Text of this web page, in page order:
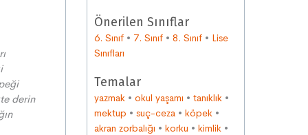
derin
Önerilen Sınıflar
6. Sınıf • 7. Sınıf • 8. Sınıf • Lise
Sınıfları
Temalar
yazmak • okul yaşamı • tanıklık •
mektup • suç-ceza • köpek •
akran zorbalığı • korku • kimlik •